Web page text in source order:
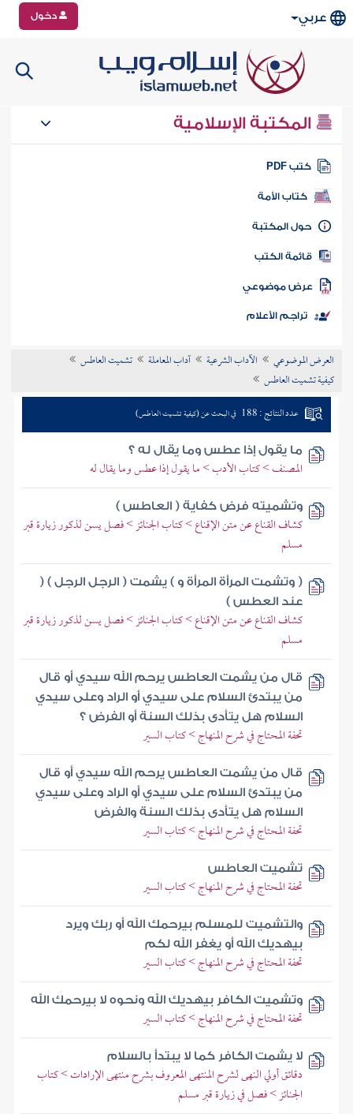
عربي دخول
المكتبة الإسلامية
كتب PDF
كتاب الأمة
المكتبة
الكتب
موضوعي
تراجم الأعلام
العرض الموضوعي الآداب الشرعية آداب المعاملة
تشميت العاطس
كيفية تشميت العاطس
عدد النتائج : 188 في البحث عن (كيفية تشميت العاطس)
ما يقول إذا عطس وما يقال له ؟
المصنف > كتاب الأدب > ما يقول إذا عطس وما يقال له
وتشميته فرض كفاية ( العاطس )
كشاف القناع عن متن الإقناع > كتاب الجنائز > فصل يسن لذكور زيارة قبر
مسلم
( وتشمت المرأة المرأة و ) يشمت ( الرجل الرجل ) (
عند العطس )
كشاف القناع عن متن الإقناع > كتاب الجنائز > فصل يسن لذكور زيارة قبر
مسلم
قال من يشمت العاطس يرحم الله سيدي أو قال
من يبتدئ السلام على سيدي أو الراد وعلى سيدي
السلام هل يتأدى بذلك السنة أو الفرض ؟
تحفة المحتاج في شرح المنهاج > كتاب السير
قال من يشمت العاطس يرحم الله سيدي أو قال
من يبتدئ السلام على سيدي أو الراد وعلى سيدي
السلام هل يتأدى بذلك السنة والفرض
تحفة المحتاج في شرح المنهاج > كتاب السير
تشميت العاطس
تحفة المحتاج في شرح المنهاج > كتاب السير
والتشميت للمسلم بيرحمك الله أو ربك ويرد
بيهديك الله أو يغفر الله لكم
تحفة المحتاج في شرح المنهاج > كتاب السير
وتشميت الكافر بيهديك الله ونحوه لا بيرحمك الله
تحفة المحتاج في شرح المنهاج > كتاب السير
لا يشمت الكافر كما لا يبتدأ بالسلام
دقائق أولي النهى لشرح المنتهى المعروف بشرح منتهى الإرادات > كتاب
الجنائز > فصل في زيارة قبر مسلم